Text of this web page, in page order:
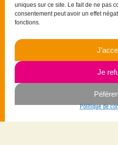
uniques sur ce site. Le fait de ne pas
consentement peut avoir un effet
fonctions.
Je
Politique de
15 rue
33700 Mérignac
06.23.87.03.35
Navigation
Savoir-faire
La créatrice